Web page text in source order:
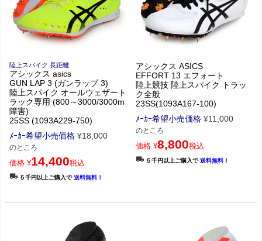
陸上スパイク 長距離
アシックス asics
GUN LAP 3 (ガンラップ 3)
陸上スパイク オールウェザート
ラック専用 (800～3000/3000m
障害)
25SS (1093A229-750)
ﾒｰｶｰ希望小売価格 ¥18,000
のところ
価格 ¥14,400税込
５千円以上ご購入で送料無料！
アシックス ASICS
EFFORT 13 エフォート
陸上競技 陸上スパイク トラッ
ク全般
23SS(1093A167-100)
ﾒｰｶｰ希望小売価格 ¥11,000
のところ
価格 ¥8,800税込
５千円以上ご購入で送料無料！